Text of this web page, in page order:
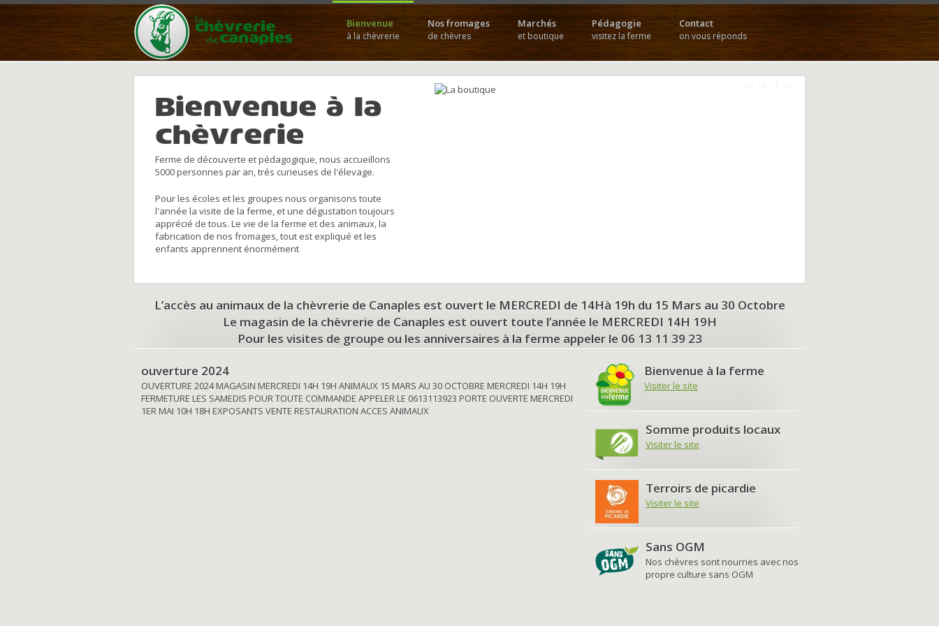
Bienvenue
à la chèvrerie
Nos fromages
de chèvres
Marchés
et boutique
Pédagogie
visitez la ferme
Contact
on vous réponds
Bienvenue à la
chèvrerie
Ferme de découverte et pédagogique, nous accueillons
5000 personnes par an, trés curieuses de l'élevage.
Pour les écoles et les groupes nous organisons toute
l'année la visite de la ferme, et une dégustation toujours
apprécié de tous. Le vie de la ferme et des animaux, la
fabrication de nos fromages, tout est expliqué et les
enfants apprennent énormément
L’accès au animaux de la chèvrerie de Canaples est ouvert le MERCREDI de 14Hà 19h du 15 Mars au 30 Octobre
Le magasin de la chèvrerie de Canaples est ouvert toute l’année le MERCREDI 14H 19H
Pour les visites de groupe ou les anniversaires à la ferme appeler le 06 13 11 39 23
ouverture 2024
OUVERTURE 2024 MAGASIN MERCREDI 14H 19H ANIMAUX 15 MARS AU 30 OCTOBRE MERCREDI 14H 19H
FERMETURE LES SAMEDIS POUR TOUTE COMMANDE APPELER LE 0613113923 PORTE OUVERTE MERCREDI
1ER MAI 10H 18H EXPOSANTS VENTE RESTAURATION ACCES ANIMAUX
Bienvenue à la ferme
Visiter le site
Somme produits locaux
Visiter le site
Terroirs de picardie
Visiter le site
Sans OGM
Nos chèvres sont nourries avec nos
propre culture sans OGM